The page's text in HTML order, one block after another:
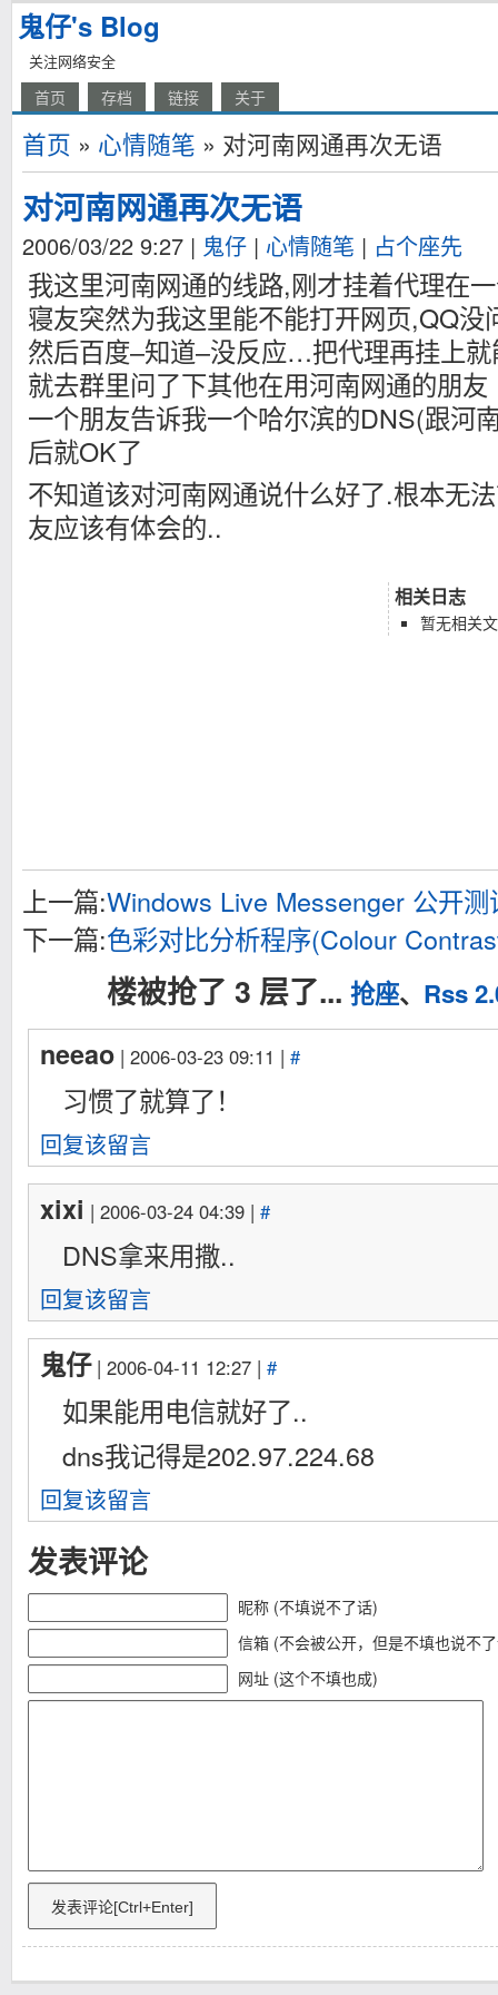
鬼仔's Blog
关注网络安全
首页 存档 链接 关于
首页 » 心情随笔 » 对河南网通再次无语
对河南网通再次无语
2006/03/22 9:27 | 鬼仔 | 心情随笔 | 占个座先
我这里河南网通的线路,刚才挂着代理在
寝友突然为我这里能不能打开网页,QQ没
然后百度–知道–没反应…把代理再挂上
就去群里问了下其他在用河南网通的朋友
一个朋友告诉我一个哈尔滨的DNS(跟河
后就OK了
不知道该对河南网通说什么好了.根本无
友应该有体会的..
相关日志
暂无相关
上一篇:Windows Live Messenger 公开测
下一篇:色彩对比分析程序(Colour
楼被抢了 3 层了... 抢座、 Rss
neeao | 2006-03-23 09:11 | #
习惯了就算了！
回复该留言
xixi | 2006-03-24 04:39 | #
DNS拿来用撒..
回复该留言
鬼仔| 2006-04-11 12:27 | #
如果能用电信就好了..
dns我记得是202.97.224.68
回复该留言
发表评论
昵称 (不填说不了话)
信箱 (不会被公开，但是不填也说不
网址 (这个不填也成)